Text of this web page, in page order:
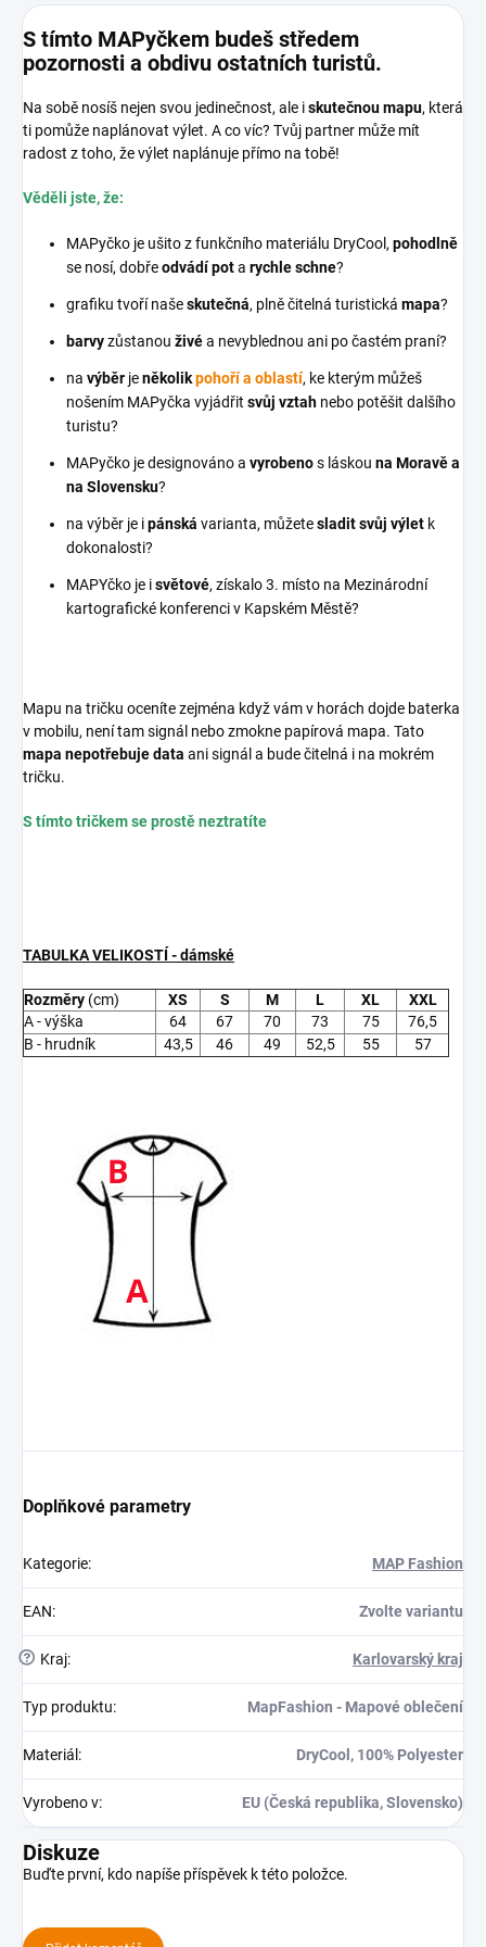
S tímto MAPyčkem budeš středem
pozornosti a obdivu ostatních turistů.
Na sobě nosíš nejen svou jedinečnost, ale iskutečnou mapu, která
ti pomůže naplánovat výlet. A co víc? Tvůj partner může mít
radost z toho, že výlet naplánuje přímo na tobě!
Věděli jste, že:
MAPyčko je ušito z funkčního materiálu DryCool, pohodlně
se nosí, dobřeodvádí pota rychle schne?
grafiku tvoří našeskutečná, plně čitelná turistická mapa?
barvyzůstanou živéa nevyblednou ani po častém praní?
na výběr jeněkolikpohoří a oblastí, ke kterým můžeš
nošením MAPyčka vyjádřit svůj vztah nebo potěšit dalšího
turistu?
MAPyčko je designováno a vyrobenos láskou na Moravě a
na Slovensku?
na výběr je ipánská varianta, můžetesladit svůj výlet k
dokonalosti?
MAPYčko je isvětové, získalo 3. místo na Mezinárodní
kartografické konferenci v Kapském Městě?
Mapu na tričku oceníte zejména když vám v horách dojde baterka
v mobilu, není tam signál nebo zmokne papírová mapa. Tato
mapa nepotřebuje data ani signál a bude čitelná i na mokrém
tričku.
S tímto tričkem se prostě neztratíte
TABULKA VELIKOSTÍ - dámské
Rozměry (cm) XS S M L XL
XXL
A - výška
64 67 70 73 75
76,5
B - hrudník
43,5 46 49 52,5 55 57
Doplňkové parametry
Kategorie: MAP Fashion
EAN: Zvolte variantu
? Kraj: Karlovarský kraj
Typ produktu: MapFashion - Mapové oblečení
Materiál : DryCool, 100% Polyester
Vyrobeno v: EU (Česká republika, Slovensko)
Diskuze
Buďte první, kdo napíše příspěvek k této položce.